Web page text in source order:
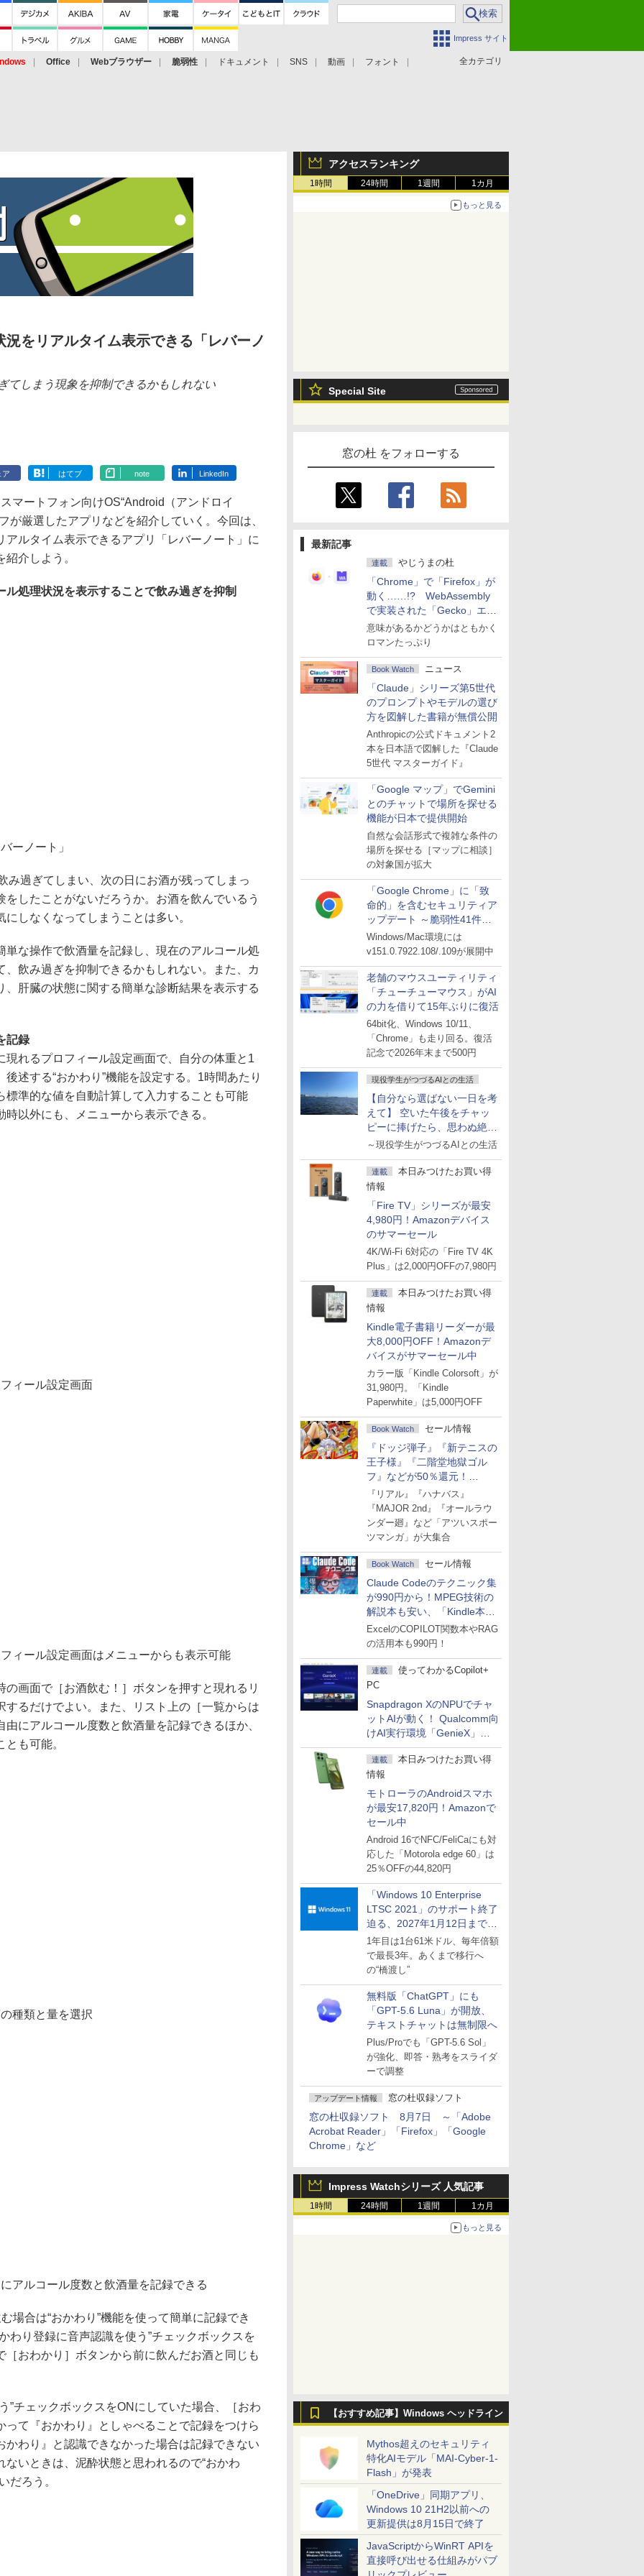
Impress サイト
全カテゴリ
Office Webブラウザー 脆弱性 ドキュメント SNS 動画 フォント
アクセスランキング
1時間 24時間 1週間 1カ月
もっと見る
Special Site
窓の杜 をフォローする
最新記事
連載 やじうまの杜
「Chrome」で「Firefox」が
動く……!? WebAssembly
で実装された「Gecko」エン
ジン
意味があるかどうかはともかく
ロマンたっぷり
Book Watch ニュース
「Claude」シリーズ第5世代
のプロンプトやモデルの選び
方を図解した書籍が無償公開
Anthropicの公式ドキュメント2
本を日本語で図解した『Claude
5世代 マスターガイド』
「Google マップ」でGemini
とのチャットで場所を探せる
機能が日本で提供開始
自然な会話形式で複雑な条件の
場所を探せる［マップに相談］
の対象国が拡大
「Google Chrome」に「致
命的」を含むセキュリティア
ップデート ～脆弱性41件に
対処
Windows/Mac環境には
v151.0.7922.108/.109が展開中
老舗のマウスユーティリティ
「チューチューマウス」がAI
の力を借りて15年ぶりに復活
64bit化、Windows 10/11、
「Chrome」も走り回る。復活
記念で2026年末まで500円
現役学生がつづるAIとの生活
【自分なら選ばない一日を考
えて】 空いた午後をチャッ
ピーに捧げたら、思わぬ絶景
に出会った話
～現役学生がつづるAIとの生活
連載
本日みつけたお買い得
情報
「Fire TV」シリーズが最安
4,980円！Amazonデバイス
のサマーセール
4K/Wi-Fi 6対応の「Fire TV 4K
Plus」は2,000円OFFの7,980円
連載
本日みつけたお買い得
情報
Kindle電子書籍リーダーが最
大8,000円OFF！Amazonデ
バイスがサマーセール中
カラー版「Kindle Colorsoft」が
31,980円。「Kindle
Paperwhite」は5,000円OFF
Book Watch セール情報
『ドッジ弾子』『新テニスの
王子様』『二階堂地獄ゴル
フ』などが50％還元！
Amazonマンガ週末セール
『リアル』『ハナバス』
『MAJOR 2nd』『オールラウ
ンダー廻』など「アツいスポー
ツマンガ」が大集合
Book Watch セール情報
Claude Codeのテクニック集
が990円から！MPEG技術の
解説本も安い、「Kindle本サ
マーセール」第2弾開始！
ExcelのCOPILOT関数本やRAG
の活用本も990円！
連載
使ってわかるCopilot+
PC
Snapdragon XのNPUでチャ
ットAIが動く！ Qualcomm向
けAI実行環境「GenieX」を
試してみた
連載
本日みつけたお買い得
情報
モトローラのAndroidスマホ
が最安17,820円！Amazonで
セール中
Android 16でNFC/FeliCaにも対
応した「Motorola edge 60」は
25％OFFの44,820円
「Windows 10 Enterprise
LTSC 2021」のサポート終了
迫る、2027年1月12日まで
～ESUは9月1日から販売
1年目は1台61米ドル、毎年倍額
で最長3年。あくまで移行へ
の“橋渡し”
無料版「ChatGPT」にも
「GPT-5.6 Luna」が開放、
テキストチャットは無制限へ
Plus/Proでも「GPT-5.6 Sol」
が強化、即答・熟考をスライダ
ーで調整
アップデート情報 窓の杜収録ソフト
窓の杜収録ソフト 8月7日 ～「Adobe
Acrobat Reader」「Firefox」「Google
Chrome」など
Impress Watchシリーズ 人気記事
1時間 24時間 1週間 1カ月
もっと見る
【おすすめ記事】Windows ヘッドライン
Mythos超えのセキュリティ
特化AIモデル「MAI-Cyber-1-
Flash」が発表
「OneDrive」同期アプリ、
Windows 10 21H2以前への
更新提供は8月15日で終了
JavaScriptからWinRT APIを
直接呼び出せる仕組みがパブ
をリアルタイム表示できる「レバーノ
てしまう現象を抑制できるかもしれない
ア はてブ note LinkedIn
ートフォン向けOS“Android（アンドロイ
が厳選したアプリなどを紹介していく。今回は、
ルタイム表示できるアプリ「レバーノート」に
介しよう。
処理状況を表示することで飲み過ぎを抑制
ーノート」
過ぎてしまい、次の日にお酒が残ってしまっ
したことがないだろうか。お酒を飲んでいるう
しなくなってしまうことは多い。
な操作で飲酒量を記録し、現在のアルコール処
飲み過ぎを抑制できるかもしれない。また、カ
肝臓の状態に関する簡単な診断結果を表示する
記録
れるプロフィール設定画面で、自分の体重と1
述する“おかわり”機能を設定する。1時間あたり
標準的な値を自動計算して入力することも可能
以外にも、メニューから表示できる。
ィール設定画面
ィール設定画面はメニューからも表示可能
画面で［お酒飲む！］ボタンを押すと現れるリ
するだけでよい。また、リスト上の［一覧からは
にアルコール度数と飲酒量を記録できるほか、
も可能。
種類と量を選択
アルコール度数と飲酒量を記録できる
合は“おかわり”機能を使って簡単に記録でき
わり登録に音声認識を使う”チェックボックスを
おわかり］ボタンから前に飲んだお酒と同じも
チェックボックスをONにしていた場合、［おわ
て『おかわり』としゃべることで記録をつけら
かわり』と認識できなかった場合は記録できない
いときは、泥酔状態と思われるので“おかわ
だろう。